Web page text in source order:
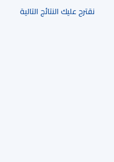
نقترح عليك النتائج التالية